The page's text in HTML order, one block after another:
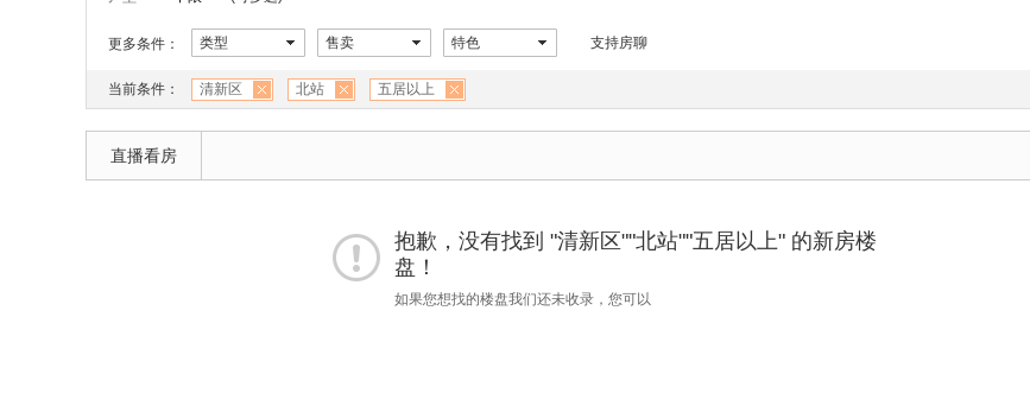
更多条件： 类型 售卖 特色 支持房聊
当前条件： 清新区 北站 五居以上
直播看房
抱歉，没有找到 "清新区""北站""五居以上" 的新房楼
盘！
如果您想找的楼盘我们还未收录，您可以